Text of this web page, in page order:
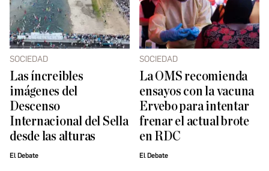
SOCIEDAD
Las íncreibles
imágenes del
Descenso
Internacional del Sella
desde las alturas
El Debate
SOCIEDAD
La OMS recomienda
ensayos con la vacuna
Ervebo para intentar
frenar el actual brote
en RDC
El Debate